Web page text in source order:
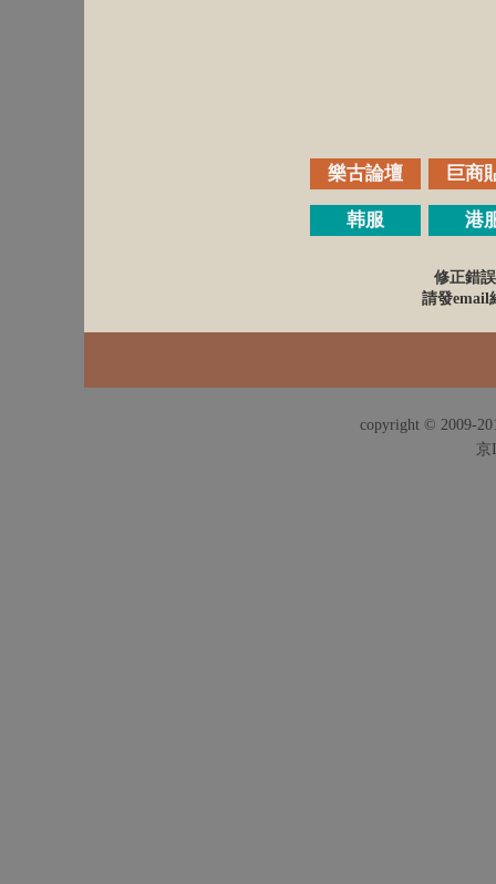
樂古論壇 巨商
韩服 港
修正錯
請發email
copyright © 2009-
京